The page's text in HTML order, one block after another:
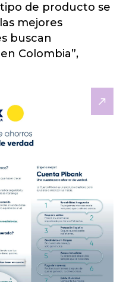
de producto se
mejores
buscan
Colombia”,